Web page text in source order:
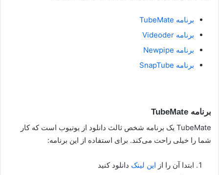
برنامه TubeMate
برنامه Videoder
برنامه Newpipe
برنامه SnapTube
برنامه TubeMate
TubeMate یک برنامه شخص ثالث دانلود از یوتیوب است که کار
شما را خیلی راحت می‌کند. برای استفاده از این برنامه:
ابتدا آن را از این لینک دانلود کنید